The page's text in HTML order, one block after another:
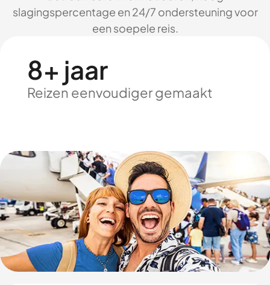
slagingspercentage en 24/7 ondersteuning voor
een soepele reis.
8+ jaar
Reizen eenvoudiger gemaakt